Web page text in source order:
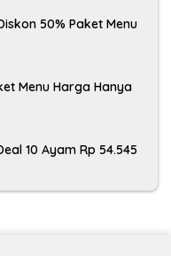
50% Paket Menu
Menu Harga Hanya
10 Ayam Rp 54.545